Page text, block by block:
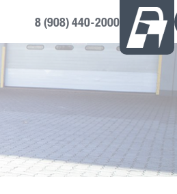
8 (908) 440-2000